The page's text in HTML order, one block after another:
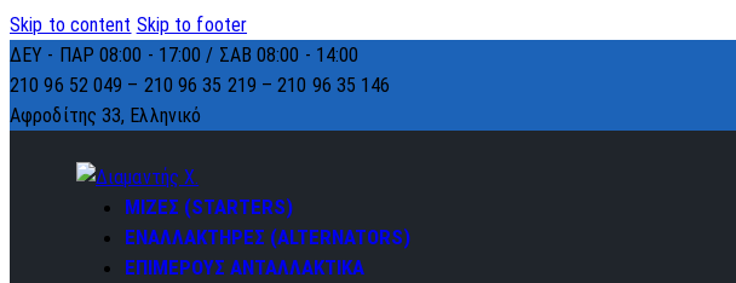
Skip to content Skip to footer
ΔΕΥ - ΠΑΡ 08:00 - 17:00 / ΣΑΒ 08:00 - 14:00
210 96 52 049 – 210 96 35 219 –210 96 35 146
Αφροδίτης 33, Ελληνικό
ΜΙΖΕΣ (STARTERS)
ΕΝΑΛΛΑΚΤΗΡΕΣ (ALTERNATORS)
ΕΠΙΜΕΡΟΥΣ ΑΝΤΑΛΛΑΚΤΙΚΑ